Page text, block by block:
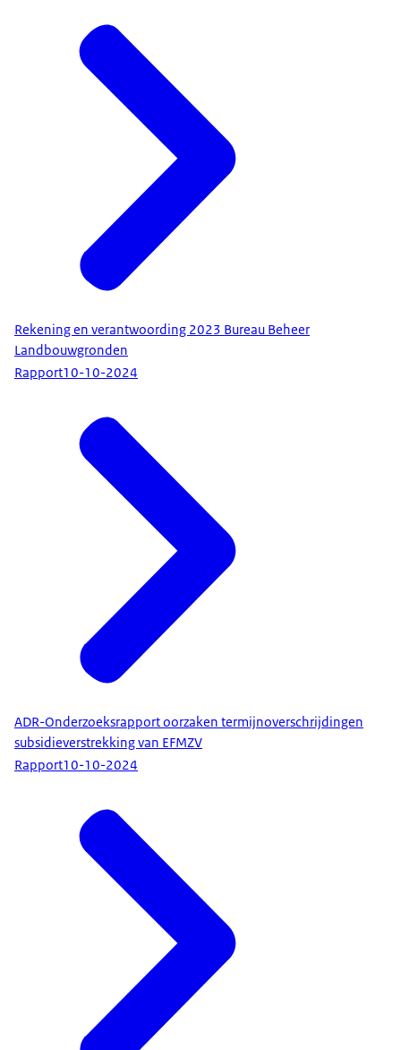
Rekening en verantwoording 2023 Bureau Beheer
Landbouwgronden
Rapport10-10-2024
ADR-Onderzoeksrapport oorzaken termijnoverschrijdingen
subsidieverstrekking van EFMZV
Rapport10-10-2024